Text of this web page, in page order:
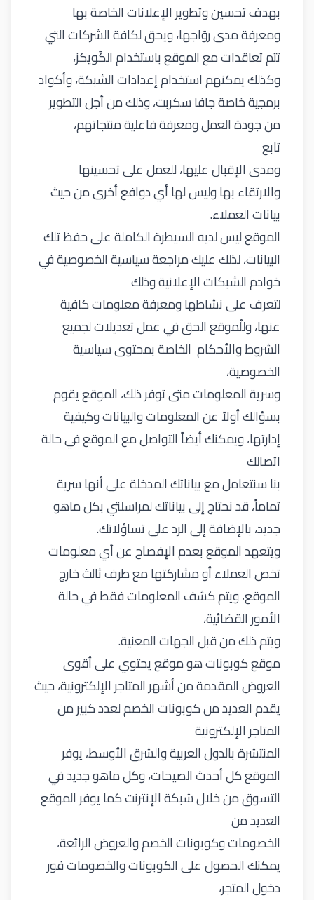
بهدف تحسين وتطوير الإعلانات الخاصة بها
ومعرفة مدى روَاجها، ويحق لكافة الشركات التي
تتم تعاقدات مع الموقع باستخدام الكُويكز،
وكذلك يمكنهم استخدام إعدادات الشبكة، وأكواد
برمجية خاصة جافا سكربت، وذلك من أجل التطوير
من جودة العمل ومعرفة فاعلية منتجاتهم،
تابع
ومدى الإقبال عليها، للعمل على تحسينها
والارتقاء بها وليس لها أي دوافع أخرى من حيث
بيانات العملاء.
الموقع ليس لديه السيطرة الكاملة على حفظ تلك
البيانات، لذلك عليك مراجعة سياسية الخصوصية في
خوادم الشبكات الإعلانية وذلك
لتعرف على نشاطها ومعرفة معلومات كافية
عنها، وللْموقع الحق في عمل تعديلات لجميع
الشروط والأحكام الخاصة بمحتوى سياسية
الخصوصية،
وسرية المعلومات متى توفر ذلك، الموقع يقوم
بسؤالك أولاً عن المعلومات والبيانات وكيفية
إدارتها، ويمكنك أيضاً التواصل مع الموقع في حالة
اتصالك
بنا سنتعامل مع بياناتك المدخلة على أنها سرية
تماماً، قد نحتاج إلى بياناتك لمراسلتي بكل ماهو
جديد، بالإضافة إلى الرد على تساؤلاتك.
ويتعهد الموقع بعدم الإفصاح عن أي معلومات
تخص العملاء أو مشاركتها مع طرف ثالث خارج
الموقع، ويتم كشف المعلومات فقط في حالة
الأمور القضائية،
ويتم ذلك من قبل الجهات المعنية.
موقع كوبونات هو موقع يحتوي على أقوى
العروض المقدمة من أشهر المتاجر الإلكترونية، حيث
يقدم العديد من كوبونات الخصم لعدد كبير من
المتاجر الإلكترونية
المنتشرة بالدول العربية والشرق الأوسط، يوفر
الموقع كل أحدث الصيحات، وكل ماهو جديد في
التسوق من خلال شبكة الإنترنت كما يوفر الموقع
العديد من
الخصومات وكوبونات الخصم والعروض الرائعة،
يمكنك الحصول على الكوبونات والخصومات فور
دخول المتجر،